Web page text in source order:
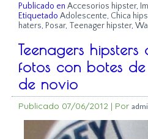
Publicado en Accesorios hipster,
Etiquetado Adolescente, Chica
haters, Posar, Teenager hipster,
Teenagers
fotos con botes
de novio
Publicado 07/06/2012 | Por